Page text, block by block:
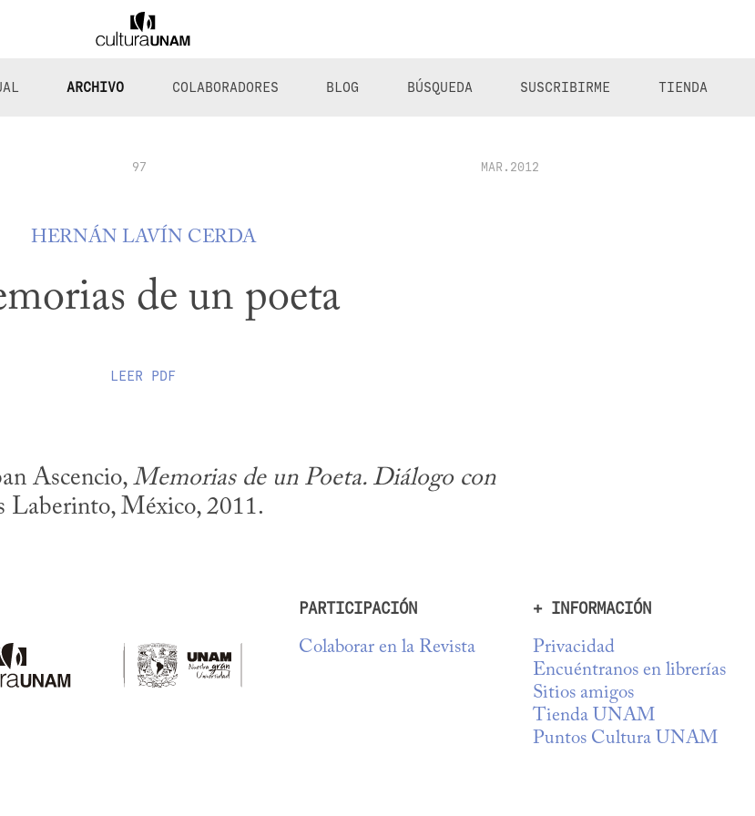
ARCHIVO COLABORADORES BLOG BÚSQUEDA SUSCRIBIRME TIENDA
97 MAR.2012
HERNÁN LAVÍN CERDA
de un poeta
LEER PDF
Ascencio, Memorias de un Poeta. Diálogo con
Laberinto, México, 2011.
PARTICIPACIÓN
Colaborar en la Revista
+ INFORMACIÓN
Privacidad
Encuéntranos en librerías
Sitios amigos
Tienda UNAM
Puntos Cultura UNAM